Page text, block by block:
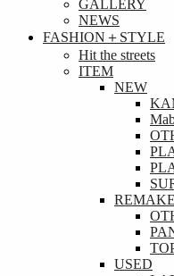
GALLERY
NEWS
FASHION＋STYLE
Hit the streets
ITEM
NEW
REMAKE
USED